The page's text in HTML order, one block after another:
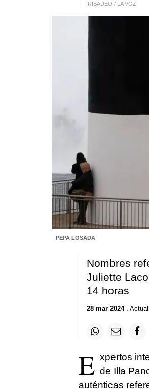
RIBADEO / LA VOZ
PEPA LOSADA
Nombres
Juliette
14 horas
28 mar 2024.
E xpertos
de Illa
auténticas